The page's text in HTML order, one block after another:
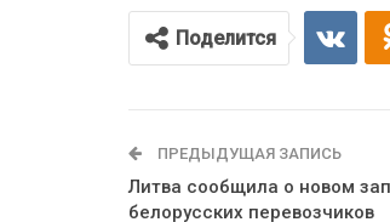
Поделится
ПРЕДЫДУЩАЯ ЗАПИСЬ
Литва сообщила о новом
белорусских перевозчиков